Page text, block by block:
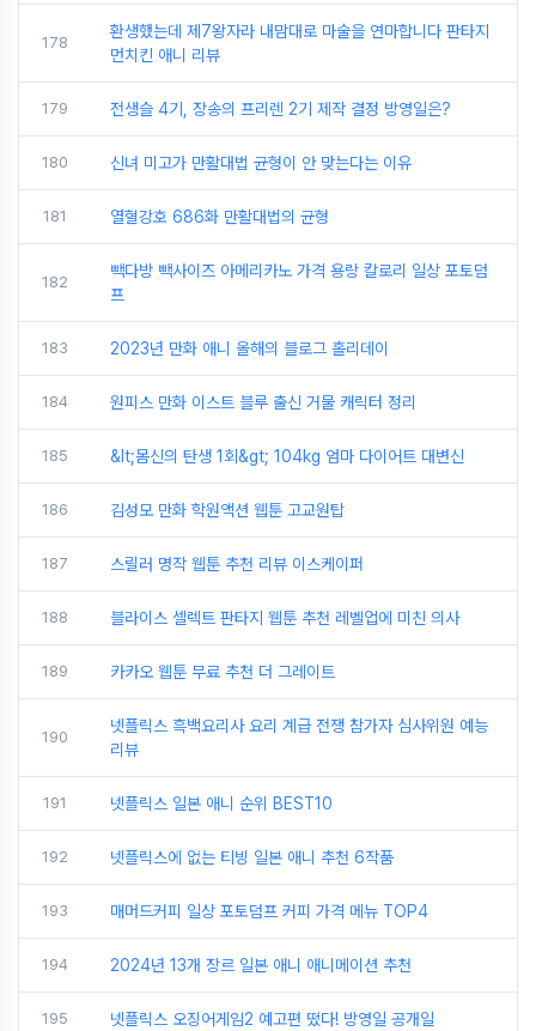
178
환생했는데 제7왕자라 내맘대로 마술을 연마합니다 판타지
먼치킨 애니 리뷰
179 전생슬 4기, 장송의 프리렌 2기 제작 결정 방영일은?
180 신녀 미고가 만활대법 균형이 안 맞는다는 이유
181 열혈강호 686화 만활대법의 균형
182
빽다방 빽사이즈 아메리카노 가격 용랑 칼로리 일상 포토덤
프
183 2023년 만화 애니 올해의 블로그 홀리데이
184 원피스 만화 이스트 블루 출신 거물 캐릭터 정리
185 &lt;몸신의 탄생 1회&gt; 104kg 엄마 다이어트 대변신
186 김성모 만화 학원액션 웹툰 고교원탑
187 스릴러 명작 웹툰 추천 리뷰 이스케이퍼
188 블라이스 셀렉트 판타지 웹툰 추천 레벨업에 미친 의사
189 카카오 웹툰 무료 추천 더 그레이트
190
넷플릭스 흑백요리사 요리 계급 전쟁 참가자 심사위원 예능
리뷰
191 넷플릭스 일본 애니 순위 BEST10
192 넷플릭스에 없는 티빙 일본 애니 추천 6작품
193 매머드커피 일상 포토덤프 커피 가격 메뉴 TOP4
194 2024년 13개 장르 일본 애니 애니메이션 추천
195 넷플릭스 오징어게임2 예고편 떴다! 방영일 공개일